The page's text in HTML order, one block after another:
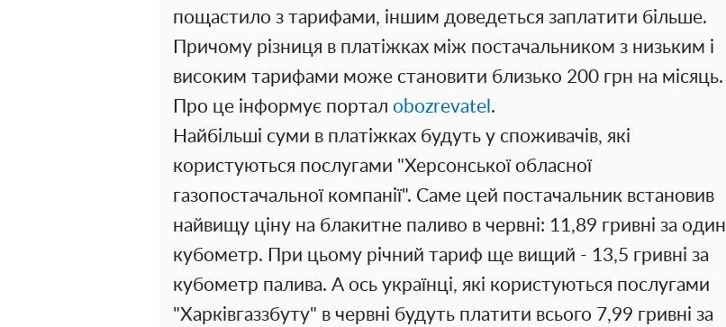
пощастило з тарифами, іншим доведеться заплатити більше.
Причому різниця в платіжках між постачальником з низьким і
високим тарифами може становити близько 200 грн на місяць.
Про це інформує портал obozrevatel .
Найбільші суми в платіжках будуть у споживачів, які
користуються послугами "Херсонської обласної
газопостачальної компанії". Саме цей постачальник встановив
найвищу ціну на блакитне паливо в червні: 11,89 гривні за один
кубометр. При цьому річний тариф ще вищий - 13,5 гривні за
кубометр палива. А ось українці, які користуються послугами
"Харківгаззбуту" в червні будуть платити всього 7,99 гривні за